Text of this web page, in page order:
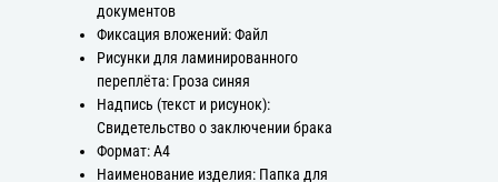
документов
Фиксация вложений: Файл
Рисунки для ламинированного
переплёта: Гроза синяя
Надпись (текст и рисунок):
Свидетельство о заключении брака
Формат: А4
Наименование изделия: Папка для